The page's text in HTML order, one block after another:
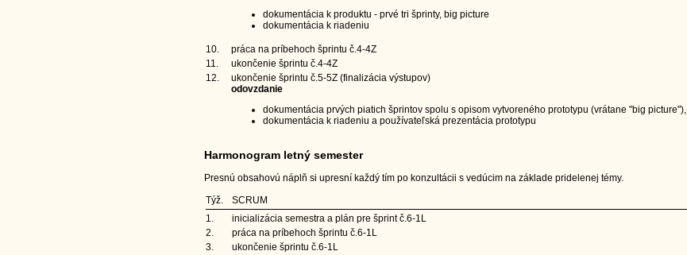
dokumentácia k produktu - prvé tri šprinty, big picture
dokumentácia k riadeniu
10.
práca na príbehoch šprintu č.4-4Z
11.
ukončenie šprintu č.4-4Z
12.
ukončenie šprintu č.5-5Z (finalizácia výstupov)
odovzdanie
dokumentácia prvých piatich šprintov spolu s opisom vytvoreného prototypu (vrátane "big picture"),
dokumentácia k riadeniu a používateľská prezentácia prototypu
Harmonogram letný semester
Presnú obsahovú náplň si upresní každý tím po konzultácii s vedúcim na základe pridelenej témy.
Týž.
SCRUM
1.
inicializácia semestra a plán pre šprint č.6-1L
2.
práca na príbehoch šprintu č.6-1L
3.
ukončenie šprintu č.6-1L